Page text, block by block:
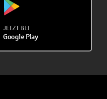
JETZT BEI
Google Play